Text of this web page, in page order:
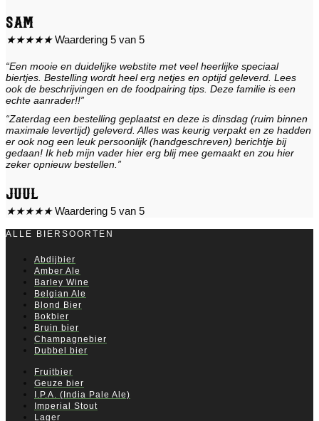
Sam
★★★★★ Waardering 5 van 5
“Een mooie en duidelijke webstite met veel heerlijke speciaal
biertjes. Bestelling wordt heel erg netjes en optijd geleverd. Lees
ook de beschrijvingen en de foodpairing tips. Deze familie is een
echte aanrader!!”
“Zaterdag een bestelling geplaatst en deze is dinsdag (ruim binnen
maximale levertijd) geleverd. Alles was keurig verpakt en ze hadden
er ook nog een leuk persoonlijk (handgeschreven) berichtje bij
gedaan! Ik heb mijn vader hier erg blij mee gemaakt en zou hier
zeker opnieuw bestellen.”
Juul
★★★★★ Waardering 5 van 5
ALLE BIERSOORTEN
Abdijbier
Amber Ale
Barley Wine
Belgian Ale
Blond Bier
Bokbier
Bruin bier
Champagnebier
Dubbel bier
Fruitbier
Geuze bier
I.P.A. (India Pale Ale)
Imperial Stout
Lager